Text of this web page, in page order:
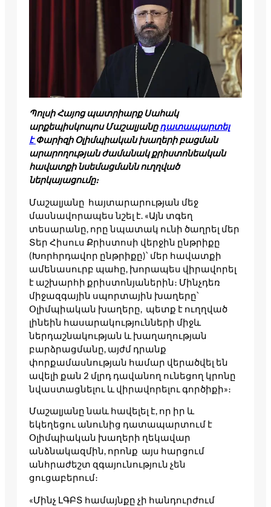
Պոլսի Հայոց պատրիարք Սահակ
արքեպիսկոպոս Մաշալյանըդատապարտել
էՓարիզի Օլիմպիական խաղերի բացման
արարողության ժամանակ քրիստոնեական
հավատքի նսեմացմանն ուղղված
ներկայացումը։
Մաշալյանը հայտարարության մեջ
մասնավորապես նշել է. «Այն տգեղ
տեսարանը, որը նպատակ ունի ծաղրել մեր
Տեր Հիսուս Քրիստոսի վերջին ընթրիքը
(Խորհրդավոր ընթրիքը)՝ մեր հավատքի
ամենասուրբ պահը, խորապես վիրավորել
է աշխարհի քրիստոնյաներին։ Մինչդեռ
միջազգային սպորտային խաղերը՝
Օլիմպիական խաղերը, պետք է ուղղված
լինեին հասարակությունների միջև
ներդաշնակության և խաղաղության
բարձրացմանը, այժմ դրանք
փորքամասնության համար վերածվել են
ավելի քան 2 մլրդ դավանող ունեցող կրոնը
նվաստացնելու և վիրավորելու գործիքի»։
Մաշալյանը նաև հավելել է, որ իր և
եկեղեցու անունից դատապարտում է
Օլիմպիական խաղերի ղեկավար
անձնակազմին, որոնք այս հարցում
անհրաժեշտ զգայունություն չեն
ցուցաբերում։
«Մինչ ԼԳԲՏ համայնքը չի հանդուրժում